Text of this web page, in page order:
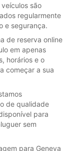
são
regularmente
e segurança.
de reserva online
em apenas
horários e o
começar a sua
de qualidade
para
sem
para Geneva